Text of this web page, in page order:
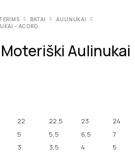
BATAI
AULINUKAI
– ACORD.
Aulinukai
22 22,5 23
24
5 5,5 6,5
7
3 3,5 4
5